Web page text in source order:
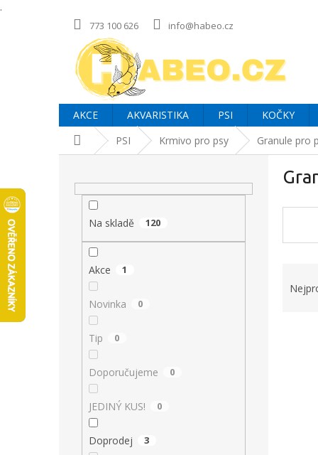
.
773 100 626 info@habeo.cz
AKCE AKVARISTIKA PSI KOČKY
Domů PSI Krmivo pro psy Granule pro
Na skladě 120
Akce 1
Novinka 0
Tip 0
Doporučujeme 0
JEDINÝ KUS! 0
Doprodej 3